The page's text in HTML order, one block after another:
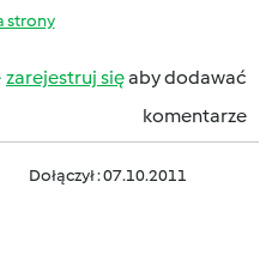
strony
zarejestruj sięaby dodawać
komentarze
Dołączył : 07.10.2011